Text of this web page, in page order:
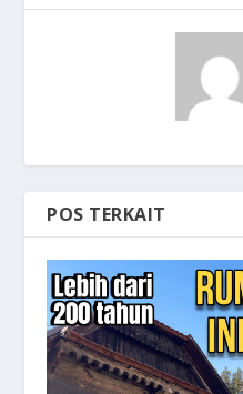
POS TERKAIT